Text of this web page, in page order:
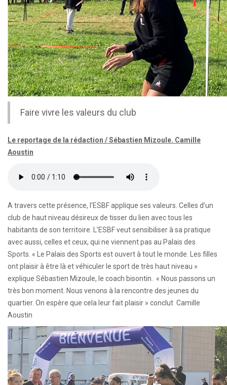
Faire vivre les valeurs du club
Le reportage de la rédaction / Sébastien Mizoule. Camille
Aoustin
A travers cette présence, l’ESBF applique ses valeurs. Celles d’un
club de haut niveau désireux de tisser du lien avec tous les
habitants de son territoire. L’ESBF veut sensibiliser à sa pratique
avec aussi, celles et ceux, qui ne viennent pas au Palais des
Sports. « Le Palais des Sports est ouvert à tout le monde. Les filles
ont plaisir à être là et véhiculer le sport de très haut niveau »
explique Sébastien Mizoule, le coach bisontin. « Nous passons un
très bon moment. Nous venons à la rencontre des jeunes du
quartier. On espère que cela leur fait plaisir » conclut Camille
Aoustin